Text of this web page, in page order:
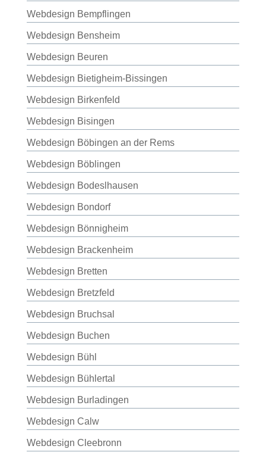
Webdesign Bempflingen
Webdesign Bensheim
Webdesign Beuren
Webdesign Bietigheim-Bissingen
Webdesign Birkenfeld
Webdesign Bisingen
Webdesign Böbingen an der Rems
Webdesign Böblingen
Webdesign Bodeslhausen
Webdesign Bondorf
Webdesign Bönnigheim
Webdesign Brackenheim
Webdesign Bretten
Webdesign Bretzfeld
Webdesign Bruchsal
Webdesign Buchen
Webdesign Bühl
Webdesign Bühlertal
Webdesign Burladingen
Webdesign Calw
Webdesign Cleebronn